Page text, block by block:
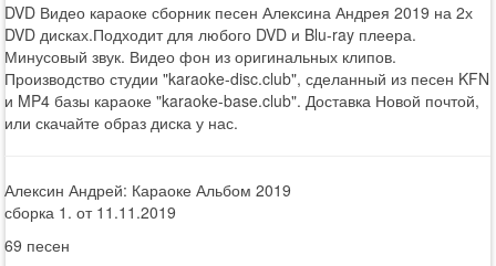
DVD Видео караоке сборник песен Алексина Андрея 2019 на 2х
DVD дисках.Подходит для любого DVD и Blu-ray плеера.
Минусовый звук. Видео фон из оригинальных клипов.
Производство студии "karaoke-disc.club", сделанный из песен KFN
и MP4 базы караоке "karaoke-base.club". Доставка Новой почтой,
или скачайте образ диска у нас.
Алексин Андрей: Караоке Альбом 2019
сборка 1. от 11.11.2019
69 песен